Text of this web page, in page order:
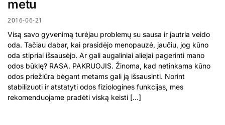
metu
2016-06-21
Visą savo gyvenimą turėjau problemų su sausa ir jautria veido
oda. Tačiau dabar, kai prasidėjo menopauzė, jaučiu, jog kūno
oda stipriai išsausėjo. Ar gali augaliniai aliejai pagerinti mano
odos būklę? RASA. PAKRUOJIS. Žinoma, kad netinkama kūno
odos priežiūra bėgant metams gali ją išsausinti. Norint
stabilizuoti ir atstatyti odos fiziologines funkcijas, mes
rekomenduojame pradėti viską keisti […]